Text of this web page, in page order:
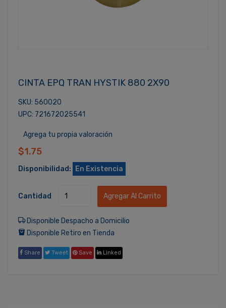
CINTA EPQ TRAN HYSTIK 880 2X90
SKU: 560020
UPC: 721672025541
Agrega tu propia valoración
$1.75
Disponibilidad: En Existencia
Cantidad Agregar Al Carrito
Disponible Despacho a Domicilio
Disponible Retiro en Tienda
Share Tweet Save Linked